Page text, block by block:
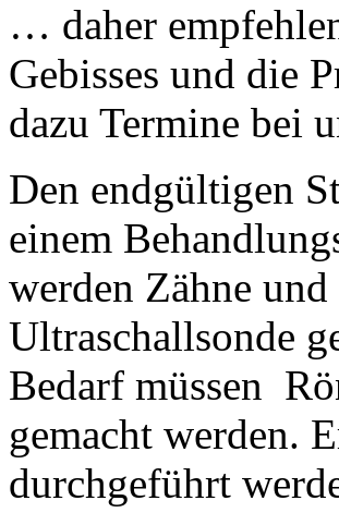
… daher
Gebisses und die
dazu Termine bei
Den endgültigen
einem
werden Zähne
Ultraschallsonde
Bedarf müssen
gemacht werden.
durchgeführt